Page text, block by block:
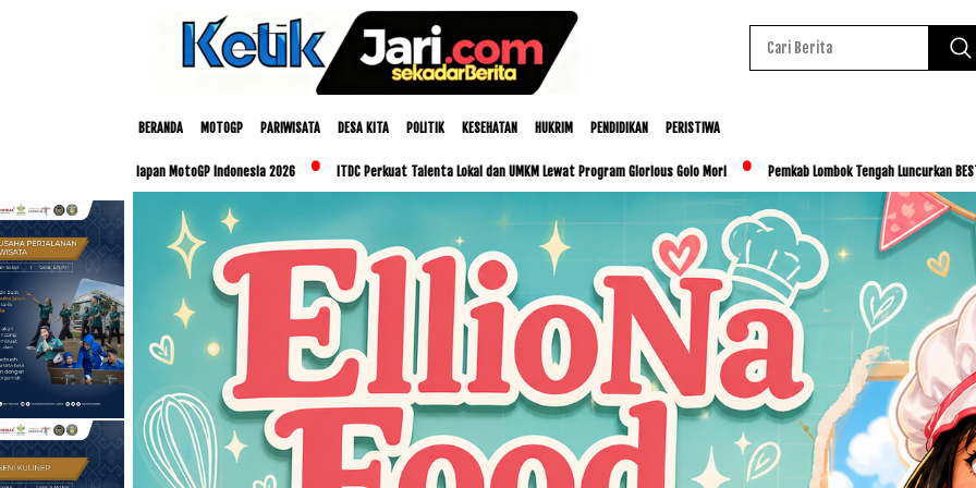
BERANDA MOTOGP PARIWISATA DESA KITA POLITIK KESEHATAN HUKRIM PENDIDIKAN PERISTIWA
MotoGP Indonesia 2026 ITDC Perkuat Talenta Lokal dan UMKM Lewat Program Glorious Golo Mori Pemkab Lombok Tengah Luncurkan BESTI, Libatkan Ribuan
Baca Juga : Kejari Lombok Tengah Gelar